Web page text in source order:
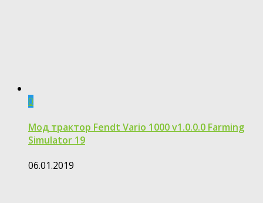
0
Мод трактор Fendt Vario 1000 v1.0.0.0 Farming
Simulator 19
06.01.2019